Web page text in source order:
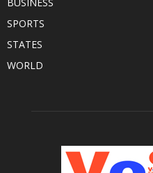
SPORTS
STATES
WORLD